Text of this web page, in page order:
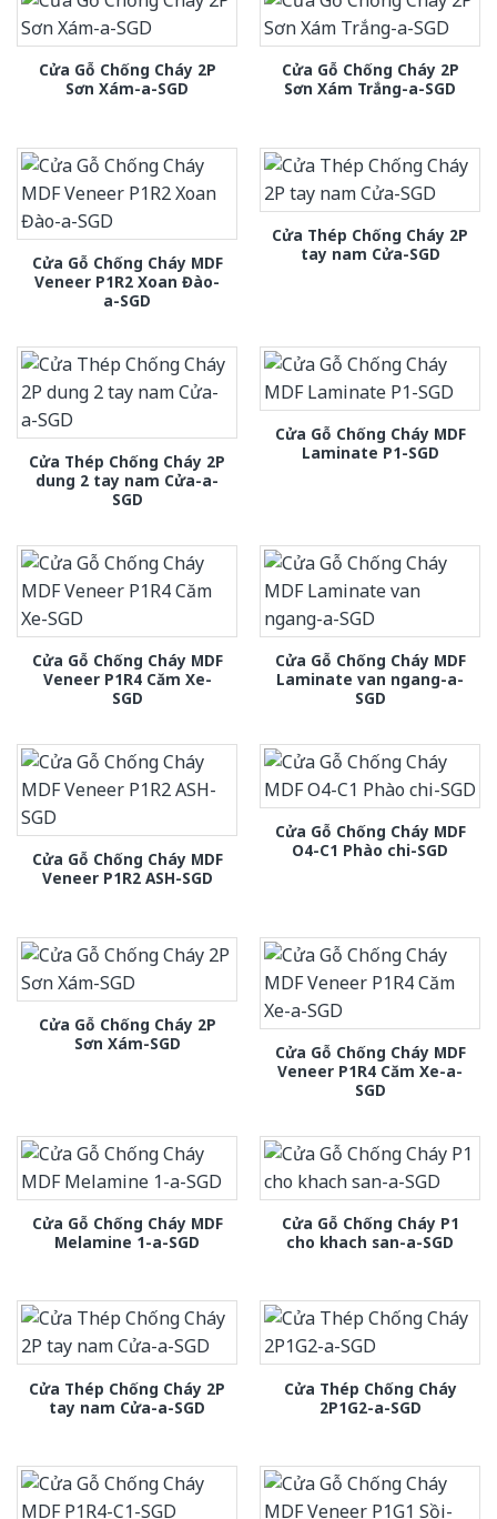
Cửa Gỗ Chống Cháy 2P
Sơn Xám-a-SGD
Cửa Gỗ Chống Cháy 2P
Sơn Xám Trắng-a-SGD
Cửa Gỗ Chống Cháy MDF
Veneer P1R2 Xoan Đào-
a-SGD
Cửa Thép Chống Cháy 2P
tay nam Cửa-SGD
Cửa Thép Chống Cháy 2P
dung 2 tay nam Cửa-a-
SGD
Cửa Gỗ Chống Cháy MDF
Laminate P1-SGD
Cửa Gỗ Chống Cháy MDF
Veneer P1R4 Căm Xe-
SGD
Cửa Gỗ Chống Cháy MDF
Laminate van ngang-a-
SGD
Cửa Gỗ Chống Cháy MDF
Veneer P1R2 ASH-SGD
Cửa Gỗ Chống Cháy MDF
O4-C1 Phào chi-SGD
Cửa Gỗ Chống Cháy 2P
Sơn Xám-SGD
Cửa Gỗ Chống Cháy MDF
Veneer P1R4 Căm Xe-a-
SGD
Cửa Gỗ Chống Cháy MDF
Melamine 1-a-SGD
Cửa Gỗ Chống Cháy P1
cho khach san-a-SGD
Cửa Thép Chống Cháy 2P
tay nam Cửa-a-SGD
Cửa Thép Chống Cháy
2P1G2-a-SGD